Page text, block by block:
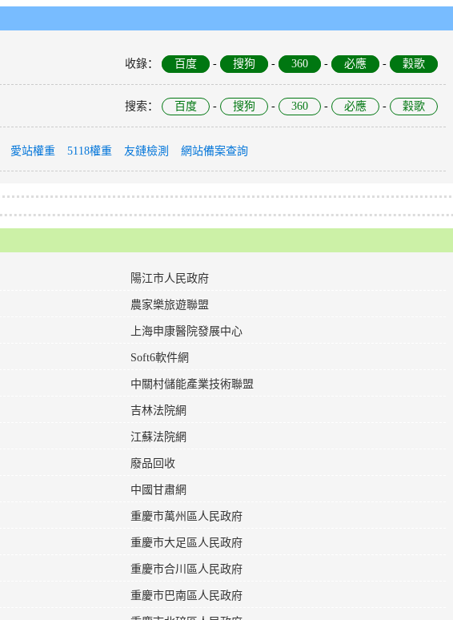
收錄： 百度 - 搜狗 - 360 - 必應 - 穀歌
搜索 ： 百度 - 搜狗 - 360 - 必應 - 穀歌
愛站權重 5118權重 友鏈檢測 網站備案查詢
陽江市人民政府
農家樂旅遊聯盟
上海申康醫院發展中心
Soft6軟件網
中關村儲能產業技術聯盟
吉林法院網
江蘇法院網
廢品回收
中國甘肅網
重慶市萬州區人民政府
重慶市大足區人民政府
重慶市合川區人民政府
重慶市巴南區人民政府